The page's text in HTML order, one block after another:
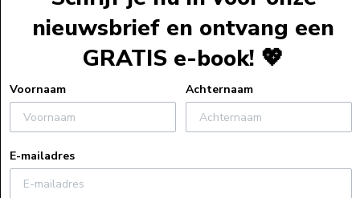
Algemene
Veelgestelde
Uitleg bij e-
nieuwsbrief en ontvang een
GRATIS e-book! 💖
Voornaam Achternaam
E-mailadres